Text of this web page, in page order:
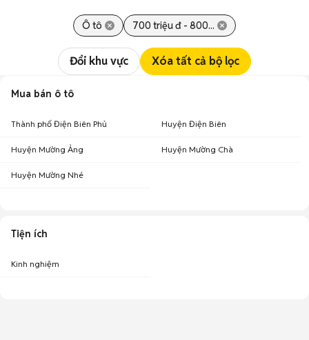
Ô tô 700 triệu đ - 800...
Đổi khu vực Xóa tất cả bộ lọc
Mua bán ô tô
Thành phố Điện Biên Phủ Huyện Điện Biên
Huyện Mường Ảng Huyện Mường Chà
Huyện Mường Nhé
Tiện ích
Kinh nghiệm